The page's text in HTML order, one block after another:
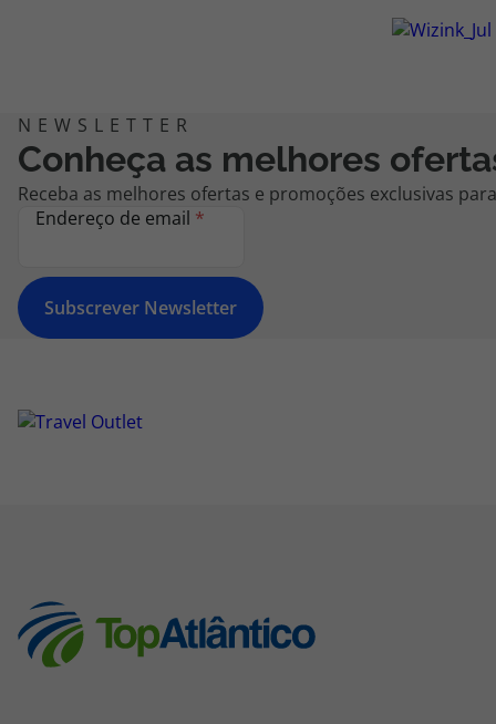
Conheça as melhores
Receba as melhores ofertas e promoções exclusivas
Endereço de email *
Subscrever Newsletter